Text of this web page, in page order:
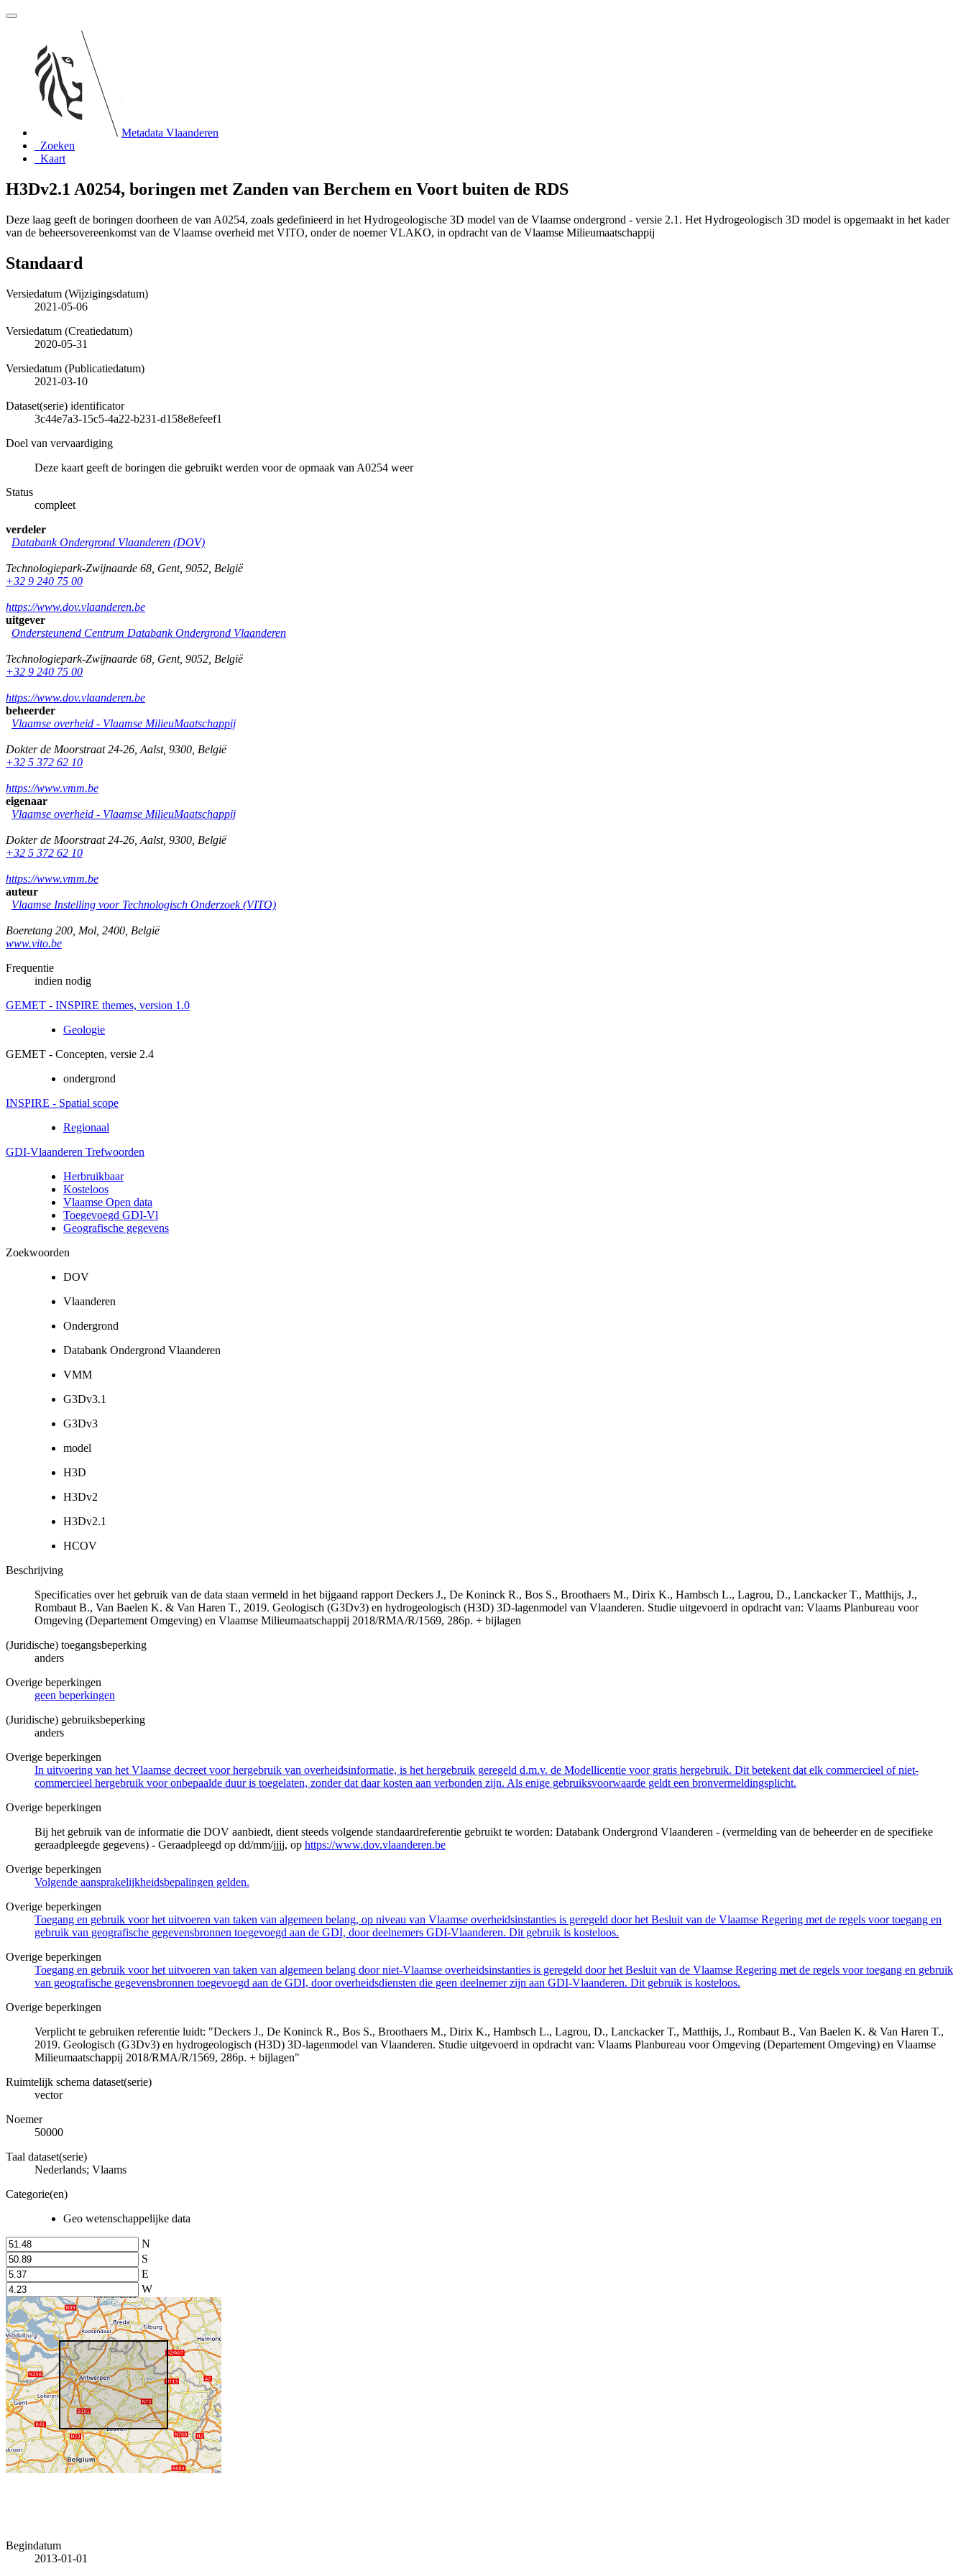
Metadata Vlaanderen
Zoeken
Kaart
H3Dv2.1 A0254, boringen met Zanden van Berchem en Voort buiten de RDS
Deze laag geeft de boringen doorheen de van A0254, zoals gedefinieerd in het Hydrogeologische 3D model van de Vlaamse ondergrond - versie 2.1. Het Hydrogeologisch 3D model is opgemaakt in het kader
van de beheersovereenkomst van de Vlaamse overheid met VITO, onder de noemer VLAKO, in opdracht van de Vlaamse Milieumaatschappij
Standaard
Versiedatum (Wijzigingsdatum)
2021-05-06
Versiedatum (Creatiedatum)
2020-05-31
Versiedatum (Publicatiedatum)
2021-03-10
Dataset(serie) identificator
3c44e7a3-15c5-4a22-b231-d158e8efeef1
Doel van vervaardiging
Deze kaart geeft de boringen die gebruikt werden voor de opmaak van A0254 weer
Status
compleet
verdeler
Databank Ondergrond Vlaanderen (DOV)
Technologiepark-Zwijnaarde 68 Gent, 9052 België
+32 9 240 75 00
https://www.dov.vlaanderen.be
uitgever
Ondersteunend Centrum Databank Ondergrond Vlaanderen
Technologiepark-Zwijnaarde 68 Gent, 9052 België
+32 9 240 75 00
https://www.dov.vlaanderen.be
beheerder
Vlaamse overheid - Vlaamse MilieuMaatschappij
Dokter de Moorstraat 24-26 Aalst, 9300 België
+32 5 372 62 10
https://www.vmm.be
eigenaar
Vlaamse overheid - Vlaamse MilieuMaatschappij
Dokter de Moorstraat 24-26 Aalst, 9300 België
+32 5 372 62 10
https://www.vmm.be
auteur
Vlaamse Instelling voor Technologisch Onderzoek (VITO)
Boeretang 200 Mol 2400 België
www.vito.be
Frequentie
indien nodig
GEMET - INSPIRE themes, version 1.0
Geologie
GEMET - Concepten, versie 2.4
ondergrond
INSPIRE - Spatial scope
Regionaal
GDI-Vlaanderen Trefwoorden
Herbruikbaar
Kosteloos
Vlaamse Open data
Toegevoegd GDI-Vl
Geografische gegevens
Zoekwoorden
DOV
Vlaanderen
Ondergrond
Databank Ondergrond Vlaanderen
VMM
G3Dv3.1
G3Dv3
model
H3D
H3Dv2
H3Dv2.1
HCOV
Beschrijving
Specificaties over het gebruik van de data staan vermeld in het bijgaand rapport Deckers J., De Koninck R., Bos S., Broothaers M., Dirix K., Hambsch L., Lagrou, D., Lanckacker T., Matthijs, J.,
Rombaut B., Van Baelen K. & Van Haren T., 2019. Geologisch (G3Dv3) en hydrogeologisch (H3D) 3D-lagenmodel van Vlaanderen. Studie uitgevoerd in opdracht van: Vlaams Planbureau voor
Omgeving (Departement Omgeving) en Vlaamse Milieumaatschappij 2018/RMA/R/1569, 286p. + bijlagen
(Juridische) toegangsbeperking
anders
Overige beperkingen
geen beperkingen
(Juridische) gebruiksbeperking
anders
Overige beperkingen
In uitvoering van het Vlaamse decreet voor hergebruik van overheidsinformatie, is het hergebruik geregeld d.m.v. de Modellicentie voor gratis hergebruik. Dit betekent dat elk commercieel of niet-
commercieel hergebruik voor onbepaalde duur is toegelaten, zonder dat daar kosten aan verbonden zijn. Als enige gebruiksvoorwaarde geldt een bronvermeldingsplicht.
Overige beperkingen
Bij het gebruik van de informatie die DOV aanbiedt, dient steeds volgende standaardreferentie gebruikt te worden: Databank Ondergrond Vlaanderen - (vermelding van de beheerder en de specifieke
geraadpleegde gegevens) - Geraadpleegd op dd/mm/jjjj, op https://www.dov.vlaanderen.be
Overige beperkingen
Volgende aansprakelijkheidsbepalingen gelden.
Overige beperkingen
Toegang en gebruik voor het uitvoeren van taken van algemeen belang, op niveau van Vlaamse overheidsinstanties is geregeld door het Besluit van de Vlaamse Regering met de regels voor toegang en
gebruik van geografische gegevensbronnen toegevoegd aan de GDI, door deelnemers GDI-Vlaanderen. Dit gebruik is kosteloos.
Overige beperkingen
Toegang en gebruik voor het uitvoeren van taken van algemeen belang door niet-Vlaamse overheidsinstanties is geregeld door het Besluit van de Vlaamse Regering met de regels voor toegang en gebruik
van geografische gegevensbronnen toegevoegd aan de GDI, door overheidsdiensten die geen deelnemer zijn aan GDI-Vlaanderen. Dit gebruik is kosteloos.
Overige beperkingen
Verplicht te gebruiken referentie luidt: "Deckers J., De Koninck R., Bos S., Broothaers M., Dirix K., Hambsch L., Lagrou, D., Lanckacker T., Matthijs, J., Rombaut B., Van Baelen K. & Van Haren T.,
2019. Geologisch (G3Dv3) en hydrogeologisch (H3D) 3D-lagenmodel van Vlaanderen. Studie uitgevoerd in opdracht van: Vlaams Planbureau voor Omgeving (Departement Omgeving) en Vlaamse
Milieumaatschappij 2018/RMA/R/1569, 286p. + bijlagen"
Ruimtelijk schema dataset(serie)
vector
Noemer
50000
Taal dataset(serie)
Nederlands; Vlaams
Categorie(en)
Geo wetenschappelijke data
N
S
E
W
Begindatum
2013-01-01